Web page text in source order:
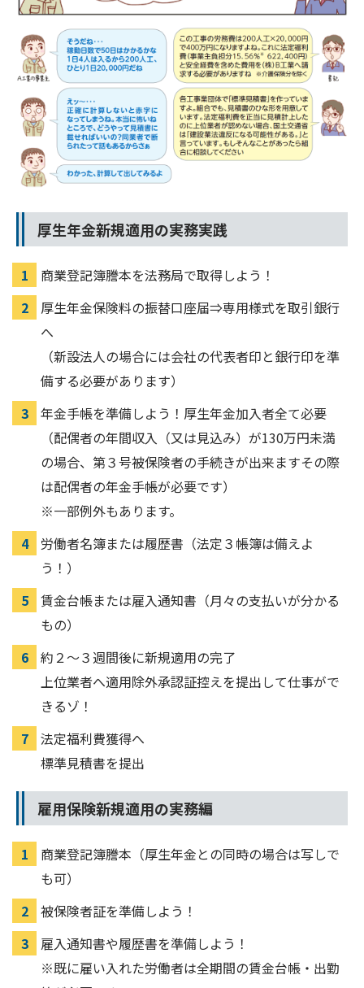
厚生年金新規適用の実務実践
商業登記簿謄本を法務局で取得しよう！
厚生年金保険料の振替口座届⇒専用様式を取引銀行
へ
（新設法人の場合には会社の代表者印と銀行印を準
備する必要があります）
年金手帳を準備しよう！厚生年金加入者全て必要
（配偶者の年間収入（又は見込み）が130万円未満
の場合、第３号被保険者の手続きが出来ますその際
は配偶者の年金手帳が必要です）
※一部例外もあります。
労働者名簿または履歴書（法定３帳簿は備えよ
う！）
賃金台帳または雇入通知書（月々の支払いが分かる
もの）
約２～３週間後に新規適用の完了
上位業者へ適用除外承認証控えを提出して仕事がで
きるゾ！
法定福利費獲得へ
標準見積書を提出
雇用保険新規適用の実務編
商業登記簿謄本（厚生年金との同時の場合は写しで
も可）
被保険者証を準備しよう！
雇入通知書や履歴書を準備しよう！
※既に雇い入れた労働者は全期間の賃金台帳・出勤